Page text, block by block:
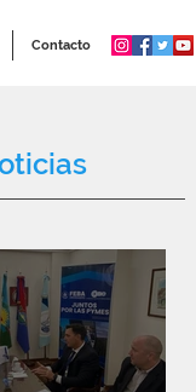
Contacto